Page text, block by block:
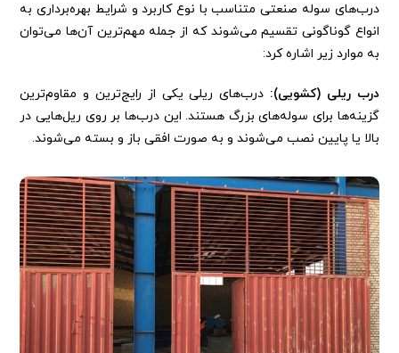
درب‌های سوله صنعتی متناسب با نوع کاربرد و شرایط بهره‌برداری به
انواع گوناگونی تقسیم می‌شوند که از جمله مهم‌ترین آن‌ها می‌توان
به موارد زیر اشاره کرد:
درب ریلی (کشویی): درب‌های ریلی یکی از رایج‌ترین و مقاوم‌ترین
گزینه‌ها برای سوله‌های بزرگ هستند. این درب‌ها بر روی ریل‌هایی در
بالا یا پایین نصب می‌شوند و به صورت افقی باز و بسته می‌شوند.